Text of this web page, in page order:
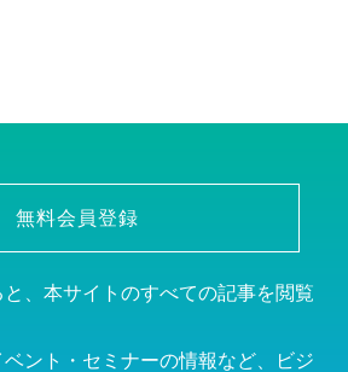
無料会員登録
、本サイトのすべての記事を閲覧
ント・セミナーの情報など、ビジ